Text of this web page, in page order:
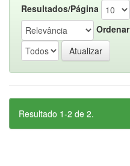
Resultados/Página
Ordenar
Resultado 1-2 de 2.